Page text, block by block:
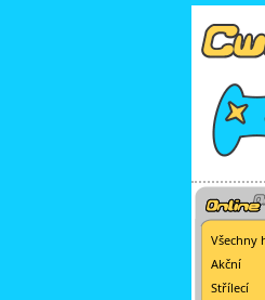
Všechny
Akční
Střílecí